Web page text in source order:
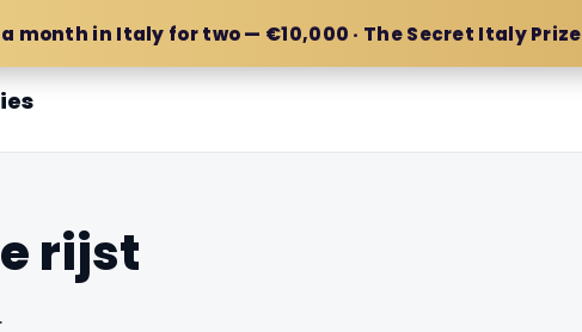
a month in Italy for two — €10,000 · The Secret Italy Prize
rijst